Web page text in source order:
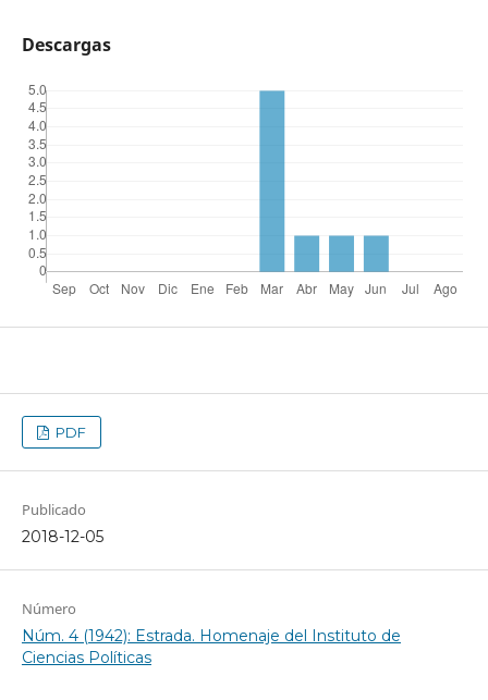
Descargas
PDF
Publicado
2018-12-05
Número
Núm. 4 (1942): Estrada. Homenaje del Instituto de
Ciencias Políticas